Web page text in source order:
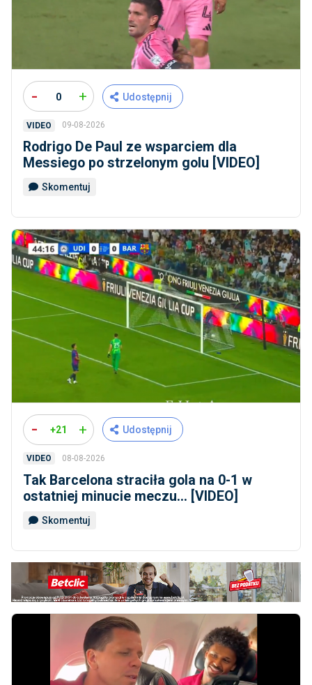
- 0 + Udostępnij
VIDEO 09-08-2026
Rodrigo De Paul ze wsparciem dla
Messiego po strzelonym golu [VIDEO]
Skomentuj
- +21 + Udostępnij
VIDEO 08-08-2026
Tak Barcelona straciła gola na 0-1 w
ostatniej minucie meczu... [VIDEO]
Skomentuj